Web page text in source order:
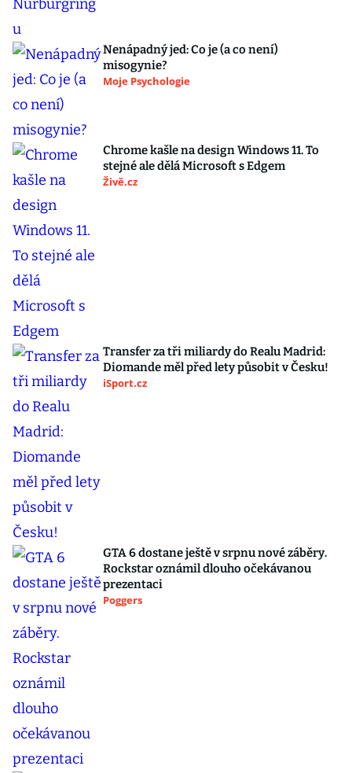
Nenápadný jed: Co je (a co není)
misogynie?
Moje Psychologie
Chrome kašle na design Windows 11. To
stejné ale dělá Microsoft s Edgem
Živě.cz
Transfer za tři miliardy do Realu Madrid:
Diomande měl před lety působit v Česku!
iSport.cz
GTA 6 dostane ještě v srpnu nové záběry.
Rockstar oznámil dlouho očekávanou
prezentaci
Poggers